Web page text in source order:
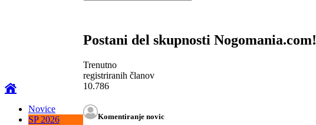
Novice
SP 2026
Postani del skupnosti Nogomania.com!
Trenutno
registriranih članov
10.786
Komentiranje novic